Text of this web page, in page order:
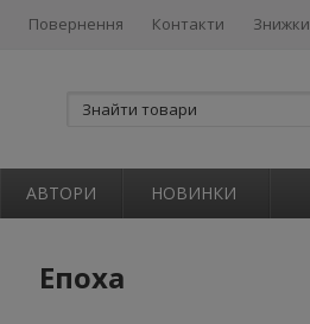
Повернення Контакти Знижки
АВТОРИ НОВИНКИ
Епоха